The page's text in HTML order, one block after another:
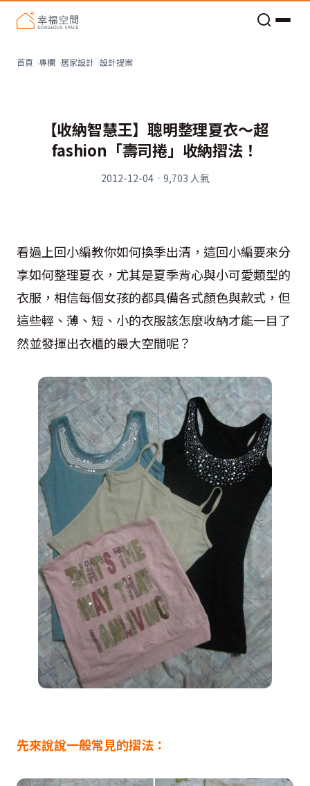
首頁 專欄 居家設計 設計提案
【收納智慧王】聰明整理夏衣～超
fashion「壽司捲」收納摺法！
2012-12-04· 9,703 人氣
看過上回小編教你如何換季出清，這回小編要來分
享如何整理夏衣，尤其是夏季背心與小可愛類型的
衣服，相信每個女孩的都具備各式顏色與款式，但
這些輕、薄、短、小的衣服該怎麼收納才能一目了
然並發揮出衣櫃的最大空間呢？
先來說說一般常見的摺法：